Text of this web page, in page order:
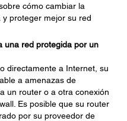
cómo cambiar la
proteger mejor su red
una red protegida por un
directamente a Internet, su
a amenazas de
un router o a otra conexión
Es posible que su router
por su proveedor de